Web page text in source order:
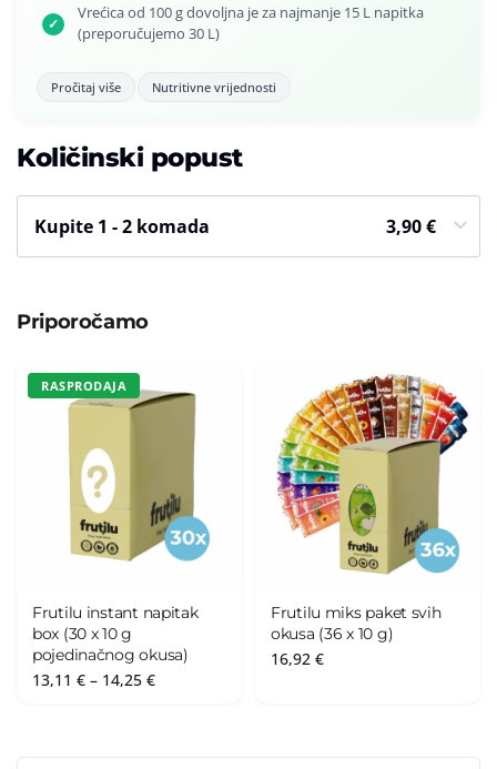
✓
Vrećica od 100 g dovoljna je za najmanje 15 L napitka
(preporučujemo 30 L)
Pročitaj više Nutritivne vrijednosti
Količinski popust
Kupite 1 - 2 komada 3,90€
Priporočamo
RASPRODAJA
Frutilu instant napitak
box (30 x 10 g
pojedinačnog okusa)
13,11 € – 14,25 €Raspon
14,25 €
Frutilu miks paket svih
okusa (36 x 10 g)
16,92 €